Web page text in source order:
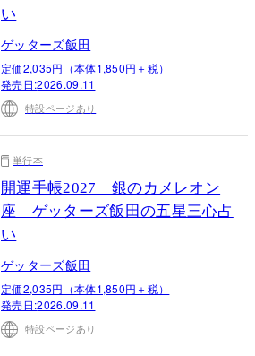
い
ゲッターズ飯田
定価2,035円（本体1,850円＋税）
発売日:2026.09.11
特設ページあり
単行本
開運手帳2027 銀のカメレオン
座 ゲッターズ飯田の五星三心占
い
ゲッターズ飯田
定価2,035円（本体1,850円＋税）
発売日:2026.09.11
特設ページあり